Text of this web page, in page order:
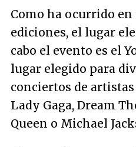
Como ha ocurrido
ediciones, el lugar
cabo el evento es el
lugar elegido para
conciertos de
Lady Gaga, Dream
Queen o Michael